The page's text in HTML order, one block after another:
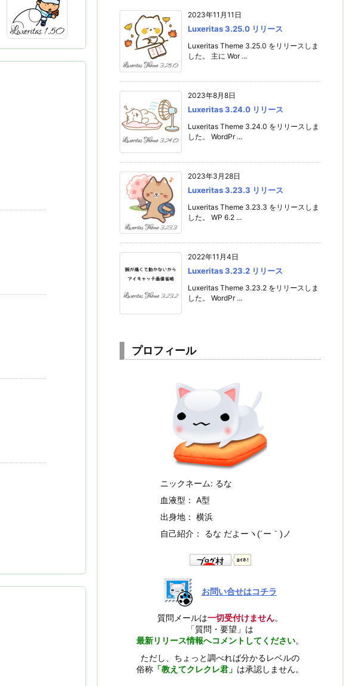
2023年11月11日
Luxeritas 3.25.0 リリース
Luxeritas Theme 3.25.0 をリリースしま
した。 主に Wor ...
2023年8月8日
Luxeritas 3.24.0 リリース
Luxeritas Theme 3.24.0 をリリースしま
した。 WordPr ...
2023年3月28日
Luxeritas 3.23.3 リリース
Luxeritas Theme 3.23.3 をリリースしま
した。 WP 6.2 ...
2022年11月4日
Luxeritas 3.23.2 リリース
Luxeritas Theme 3.23.2 をリリースしま
した。 WordPr ...
プロフィール
ニックネーム: るな
血液型： A型
出身地： 横浜
自己紹介： るな だよー ヽ(´ー｀)ノ
お問い合せはコチラ
質問メールは一切受付けません。
「質問・要望」は
最新リリース情報へコメントしてください。
ただし、ちょっと調べれば分かるレベルの
俗称 「教えてクレクレ君」 は承認しません。